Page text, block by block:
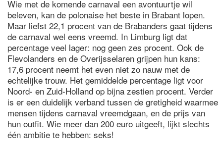
Wie met de komende carnaval een avontuurtje wil
beleven, kan de polonaise het beste in Brabant lopen.
Maar liefst 22,1 procent van de Brabanders gaat tijdens
de carnaval wel eens vreemd. In Limburg ligt dat
percentage veel lager: nog geen zes procent. Ook de
Flevolanders en de Overijsselaren grijpen hun kans:
17,6 procent neemt het even niet zo nauw met de
echtelijke trouw. Het gemiddelde percentage ligt voor
Noord- en Zuid-Holland op bijna zestien procent. Verder
is er een duidelijk verband tussen de gretigheid waarmee
mensen tijdens carnaval vreemdgaan, en de prijs van
hun outfit. Wie meer dan 200 euro uitgeeft, lijkt slechts
één ambitie te hebben: seks!